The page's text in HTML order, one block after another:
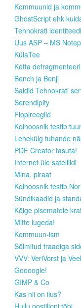
Kommuunid ja
GhostScript ehk
Tehnokrati
Uus ASP – MS
KülaTee
Ketta
Bench ja Benji
Saidid Tehnokrati
Serendipity
Flopireeglid
Kolhoosnik testib
Lehekülg tuhande
PDF Creator tasuta!
Internet üle satelliidi
Mina, piraat
Kolhoosnik testib
Sündikaadid ja
Kõige pisematele
Mitte lugeda!
Kommuun-ism
Sõlmitud traadiga
VVV: VeriVorst ja
Goooogle!
GIMP & Co
Kas nii on ilus?
Hullu postiljoni tõbi